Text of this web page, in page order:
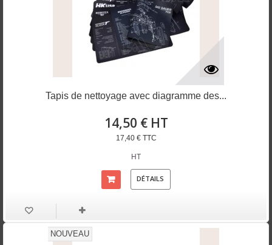
Tapis de nettoyage avec diagramme des...
14,50 € HT
17,40 € TTC
HT
DÉTAILS
NOUVEAU